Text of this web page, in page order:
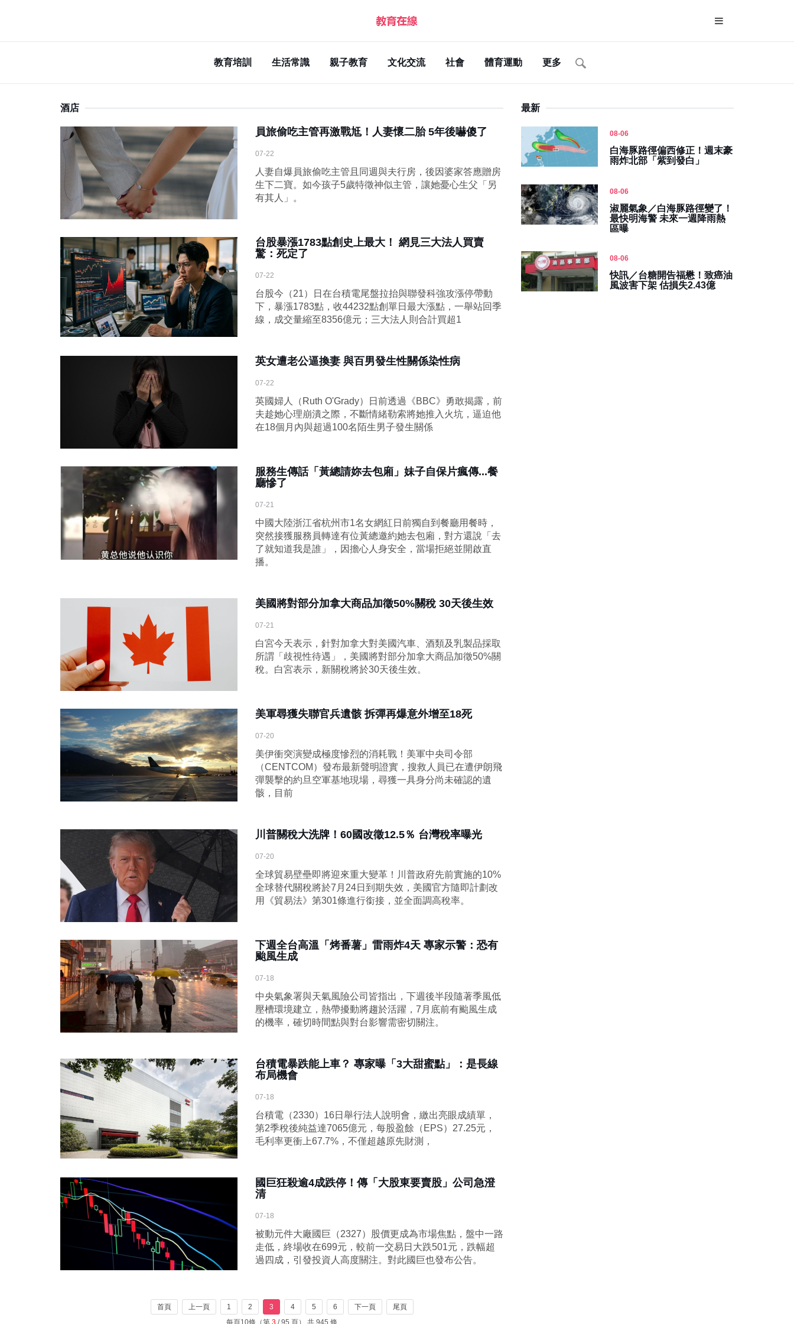
教育培訓 生活常識 親子教育 文化交流 社會 體育運動 更多
酒店
員旅偷吃主管再激戰尪！人妻懷二胎 5年後嚇傻了
07-22
人妻自爆員旅偷吃主管且同週與夫行房，後因婆家答應贈房
生下二寶。如今孩子5歲特徵神似主管，讓她憂心生父「另
有其人」。
台股暴漲1783點創史上最大！ 網見三大法人買賣
驚：死定了
07-22
台股今（21）日在台積電尾盤拉抬與聯發科強攻漲停帶動
下，暴漲1783點，收44232點創單日最大漲點，一舉站回季
線，成交量縮至8356億元；三大法人則合計買超1
英女遭老公逼換妻 與百男發生性關係染性病
07-22
英國婦人（Ruth O'Grady）日前透過《BBC》勇敢揭露，前
夫趁她心理崩潰之際，不斷情緒勒索將她推入火坑，逼迫他
在18個月內與超過100名陌生男子發生關係
服務生傳話「黃總請妳去包廂」妹子自保片瘋傳...餐
廳慘了
07-21
中國大陸浙江省杭州市1名女網紅日前獨自到餐廳用餐時，
突然接獲服務員轉達有位黃總邀約她去包廂，對方還說「去
了就知道我是誰」，因擔心人身安全，當場拒絕並開啟直
播。
美國將對部分加拿大商品加徵50%關稅 30天後生效
07-21
白宮今天表示，針對加拿大對美國汽車、酒類及乳製品採取
所謂「歧視性待遇」，美國將對部分加拿大商品加徵50%關
稅。白宮表示，新關稅將於30天後生效。
美軍尋獲失聯官兵遺骸 拆彈再爆意外增至18死
07-20
美伊衝突演變成極度慘烈的消耗戰！美軍中央司令部
（CENTCOM）發布最新聲明證實，搜救人員已在遭伊朗飛
彈襲擊的約旦空軍基地現場，尋獲一具身分尚未確認的遺
骸，目前
川普關稅大洗牌！60國改徵12.5％ 台灣稅率曝光
07-20
全球貿易壁壘即將迎來重大變革！川普政府先前實施的10%
全球替代關稅將於7月24日到期失效，美國官方隨即計劃改
用《貿易法》第301條進行銜接，並全面調高稅率。
下週全台高溫「烤番薯」雷雨炸4天 專家示警：恐有
颱風生成
07-18
中央氣象署與天氣風險公司皆指出，下週後半段隨著季風低
壓槽環境建立，熱帶擾動將趨於活躍，7月底前有颱風生成
的機率，確切時間點與對台影響需密切關注。
台積電暴跌能上車？ 專家曝「3大甜蜜點」：是長線
布局機會
07-18
台積電（2330）16日舉行法人說明會，繳出亮眼成績單，
第2季稅後純益達7065億元，每股盈餘（EPS）27.25元，
毛利率更衝上67.7%，不僅超越原先財測，
國巨狂殺逾4成跌停！傳「大股東要賣股」公司急澄
清
07-18
被動元件大廠國巨（2327）股價更成為市場焦點，盤中一路
走低，終場收在699元，較前一交易日大跌501元，跌幅超
過四成，引發投資人高度關注。對此國巨也發布公告。
首頁 上一頁 1 2 3 4 5 6 下一頁
尾頁
每頁10條（第 3 / 95 頁） 共 945 條
最新
08-06
白海豚路徑偏西修正！週末豪
雨炸北部「紫到發白」
08-06
淑麗氣象／白海豚路徑變了！
最快明海警 未來一週降雨熱
區曝
08-06
快訊／台糖開告福懋！致癌油
風波害下架 估損失2.43億